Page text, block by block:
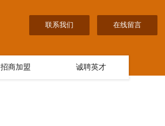
联系我们 在线留言
招商加盟 诚聘英才